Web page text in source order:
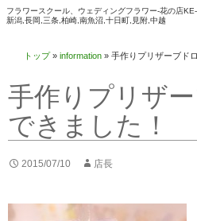
フラワースクール、ウェディングフラワー-花の店
新潟,長岡,三条,柏崎,南魚沼,十日町,見附,中越
検
索
トップ» information » 手作りプリザーブド
手作りプリザ
できました！
2015/07/10 店長